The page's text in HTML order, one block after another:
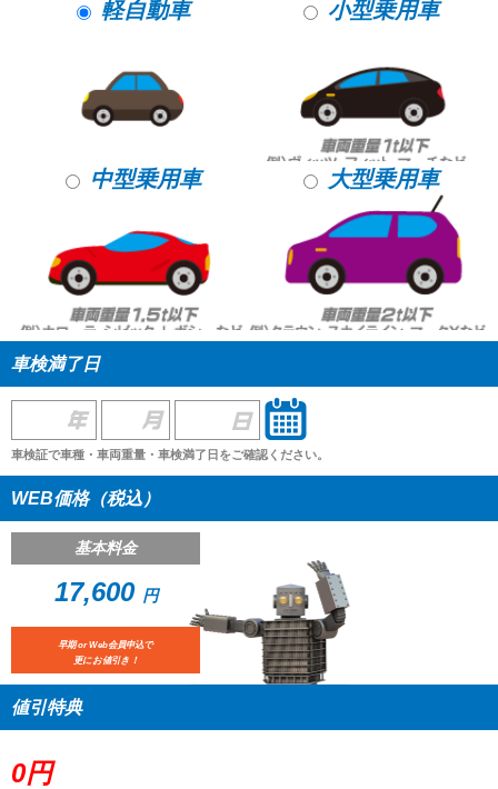
軽自動車 小型乗用車
中型乗用車 大型乗用車
車検満了日
車検証で車種・車両重量・車検満了日をご確認ください。
WEB価格（税込）
基本料金
17,600 円
早期 or Web会員申込で
更にお値引き！
値引特典
0円